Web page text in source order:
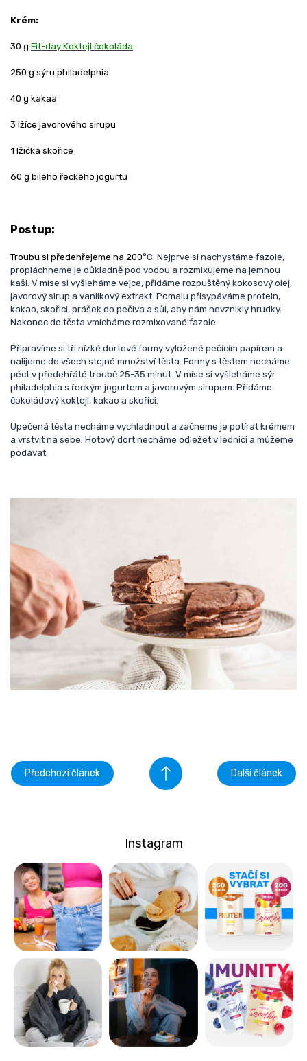
Krém:
30 g Fit-day Koktejl čokoláda
250 g sýru philadelphia
40 g kakaa
3 lžíce javorového sirupu
1 lžička skořice
60 g bílého řeckého jogurtu
Postup:
Troubu si předehřejeme na 200°C. Nejprve si nachystáme fazole,
propláchneme je důkladně pod vodou a rozmixujeme na jemnou
kaši. V míse si vyšleháme vejce, přidáme rozpuštěný kokosový olej,
javorový sirup a vanilkový extrakt. Pomalu přisypáváme protein,
kakao, skořici, prášek do pečiva a sůl, aby nám nevznikly hrudky.
Nakonec do těsta vmícháme rozmixované fazole.
Připravíme si tři nízké dortové formy vyložené pečícím papírem a
nalijeme do všech stejné množství těsta. Formy s těstem necháme
péct v předehřáté troubě 25-35 minut. V míse si vyšleháme sýr
philadelphia s řeckým jogurtem a javorovým sirupem. Přidáme
čokoládový koktejl, kakao a skořici.
Upečená těsta necháme vychladnout a začneme je potírat krémem
a vrstvit na sebe. Hotový dort necháme odležet v lednici a můžeme
podávat.
Předchozí článek Další článek
Instagram